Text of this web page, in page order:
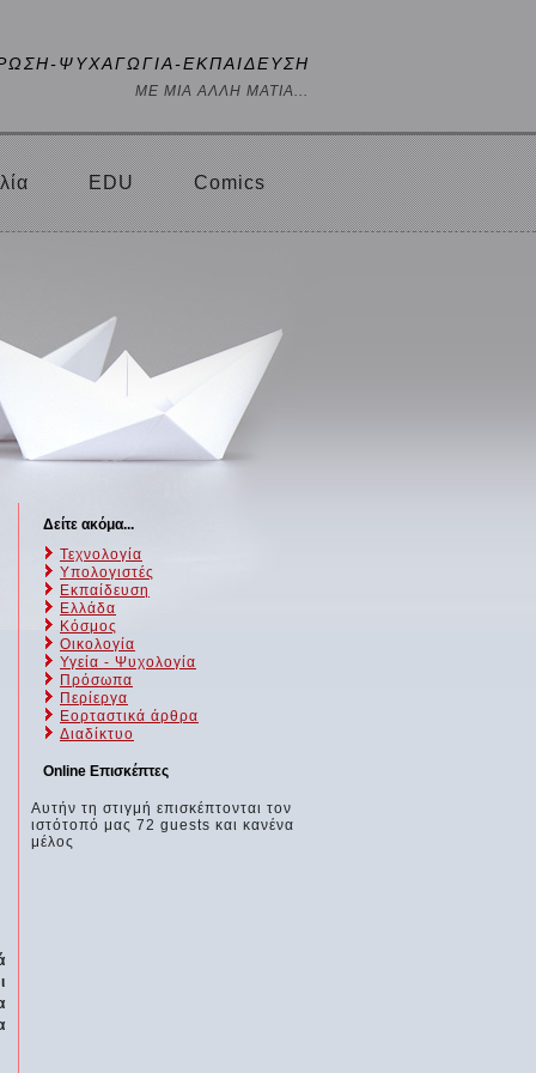
ΨΥΧΑΓΩΓΙΑ-ΕΚΠΑΙΔΕΥΣΗ
ΜΕ ΜΙΑ ΑΛΛΗ ΜΑΤΙΑ...
EDU Comics
Δείτε ακόμα...
Τεχνολογία
Υπολογιστές
Εκπαίδευση
Ελλάδα
Κόσμος
Οικολογία
Υγεία - Ψυχολογία
Πρόσωπα
Περίεργα
Εορταστικά άρθρα
Διαδίκτυο
Online Επισκέπτες
Αυτήν τη στιγμή επισκέπτονται τον
ιστότοπό μας 72 guests και κανένα
μέλος